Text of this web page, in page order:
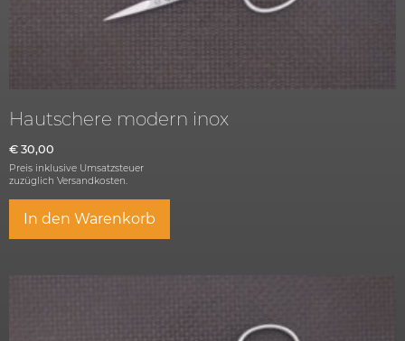
Hautschere modern inox
€ 30,00
Preis inklusive Umsatzsteuer
zuzüglich Versandkosten.
In den Warenkorb